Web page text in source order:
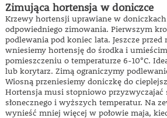
Zimująca hortensja w doniczce
Krzewy hortensji uprawiane w
odpowiedniego zimowania. Pierwszym
podlewania pod koniec lata. Jeszcze
wniesiemy hortensję do środka i
pomieszczeniu o temperaturze 6-10°C.
lub korytarz. Zimą ograniczymy
Wiosną przeniesiemy doniczkę do
Hortensja musi stopniowo przyzwyczajać
słonecznego i wyższych temperatur. Na
wynieść mniej więcej w połowie maja,